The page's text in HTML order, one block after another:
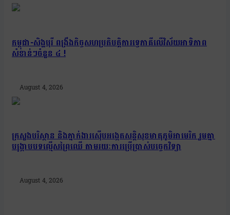
កម្ពុជា-សិង្ហបុរី ពង្រឹងកិច្ចសហប្រតិបត្តិការទ្វេភាគីលើវិស័យអាទិភាព
សំខាន់ៗចំនួន ៤ !
August 4, 2026
ក្រសួងបរិស្ថាន និងភ្នាក់ងារស៊ើបអង្កេតសន្តិសុខមាតុភូមិអាមេរិក រួមគ្នា
បង្រ្កាបបទល្មើសព្រៃឈើ តាមរយៈការប្រើប្រាស់បច្ចេកវិទ្យា
August 4, 2026